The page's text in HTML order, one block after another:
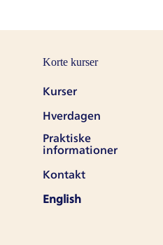
Korte kurser
Kurser
Hverdagen
Praktiske
informationer
Kontakt
English